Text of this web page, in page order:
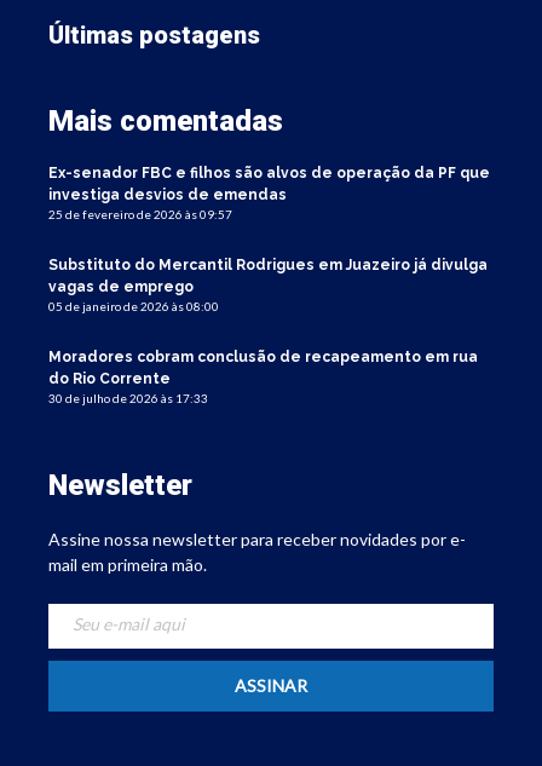
Últimas postagens
Mais comentadas
Ex-senador FBC e filhos são alvos de operação da PF que
investiga desvios de emendas
25 de fevereiro de 2026 às 09:57
Substituto do Mercantil Rodrigues em Juazeiro já divulga
vagas de emprego
05 de janeiro de 2026 às 08:00
Moradores cobram conclusão de recapeamento em rua
do Rio Corrente
30 de julho de 2026 às 17:33
Newsletter
Assine nossa newsletter para receber novidades por e-
mail em primeira mão.